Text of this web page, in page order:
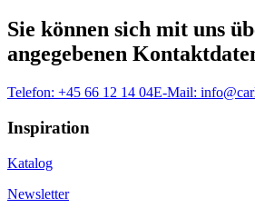
Sie können sich mit uns
angegebenen
Telefon: +45 66 12 14 04E-Mail:
Inspiration
Katalog
Newsletter